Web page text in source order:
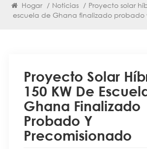
Hogar / Noticias / Proyecto solar
escuela de Ghana finalizado probado
Proyecto Solar
150 KW De
Ghana Finalizado
Probado Y
Precomisionado